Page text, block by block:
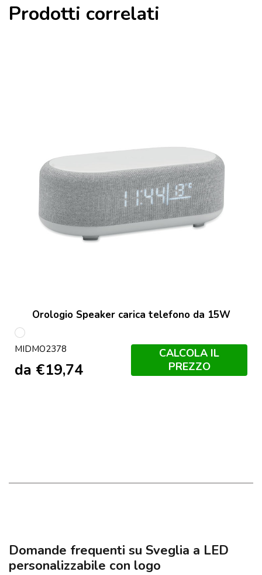
Prodotti correlati
Orologio Speaker carica telefono da 15W
Bianco
MIDMO2378
da €19,74
CALCOLA IL
PREZZO
Domande frequenti su Sveglia a LED
personalizzabile con logo